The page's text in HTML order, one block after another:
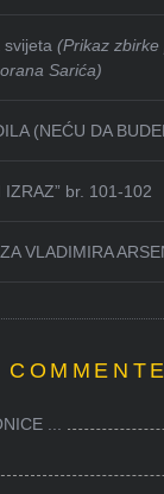
svijeta(Prikaz zbirke
Sarića)
(NEĆU DA
IZRAZ” br. 101-102
VLADIMIRA
...